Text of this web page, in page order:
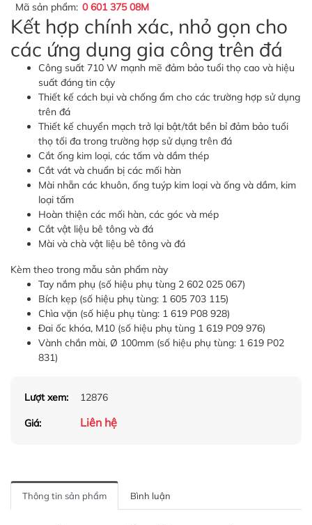
Mã sản phẩm: 0 601 375 08M
Kết hợp chính xác, nhỏ gọn cho
các ứng dụng gia công trên đá
Công suất 710 W mạnh mẽ đảm bảo tuổi thọ cao và hiệu
suất đáng tin cậy
Thiết kế cách bụi và chống ẩm cho các trường hợp sử dụng
trên đá
Thiết kế chuyển mạch trở lại bật/tắt bền bỉ đảm bảo tuổi
thọ tối đa trong trường hợp sử dụng trên đá
Cắt ống kim loại, các tấm và dầm thép
Cắt vát và chuẩn bị các mối hàn
Mài nhẵn các khuôn, ống tuýp kim loại và ống và dầm, kim
loại tấm
Hoàn thiện các mối hàn, các góc và mép
Cắt vật liệu bê tông và đá
Mài và chà vật liệu bê tông và đá
Kèm theo trong mẫu sản phẩm này
Tay nắm phụ (số hiệu phụ tùng 2 602 025 067)
Bích kẹp (số hiệu phụ tùng: 1 605 703 115)
Chìa vặn (số hiệu phụ tùng: 1 619 P08 928)
Đai ốc khóa, M10 (số hiệu phụ tùng 1 619 P09 976)
Vành chắn mài, Ø 100mm (số hiệu phụ tùng: 1 619 P02
831)
Lượt xem: 12876
Giá: Liên hệ
Thông tin sản phẩm Bình luận